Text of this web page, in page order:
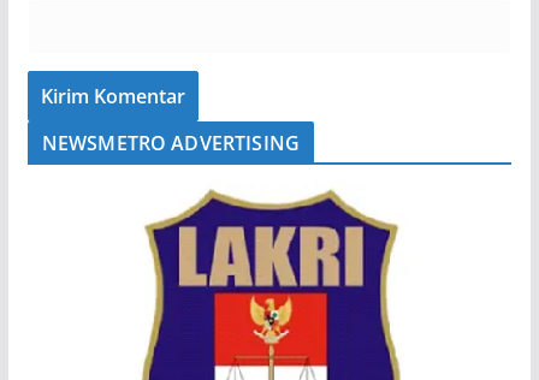
NEWSMETRO ADVERTISING